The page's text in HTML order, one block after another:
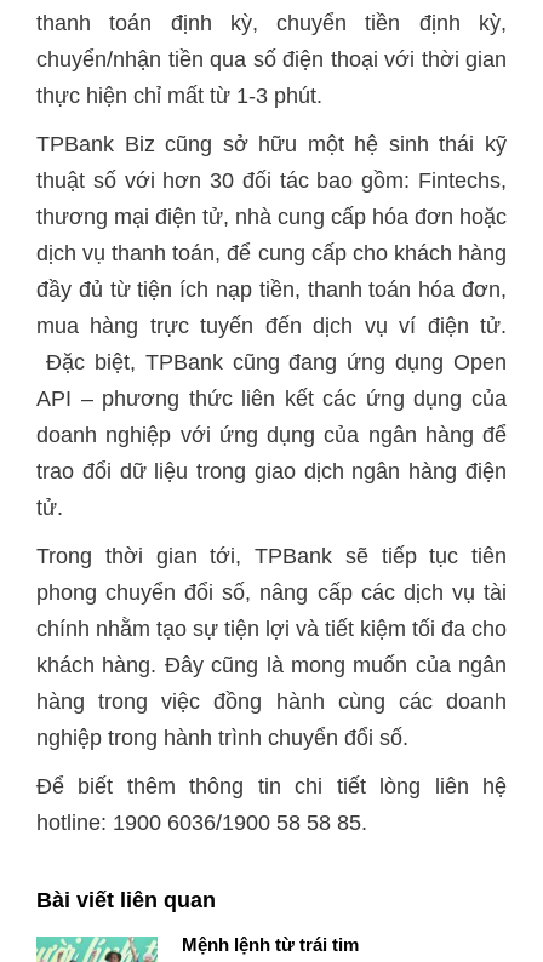
thanh toán định kỳ, chuyển tiền định kỳ,
chuyển/nhận tiền qua số điện thoại với thời gian
thực hiện chỉ mất từ 1-3 phút.
TPBank Biz cũng sở hữu một hệ sinh thái kỹ
thuật số với hơn 30 đối tác bao gồm: Fintechs,
thương mại điện tử, nhà cung cấp hóa đơn hoặc
dịch vụ thanh toán, để cung cấp cho khách hàng
đầy đủ từ tiện ích nạp tiền, thanh toán hóa đơn,
mua hàng trực tuyến đến dịch vụ ví điện tử.
Đặc biệt, TPBank cũng đang ứng dụng Open
API – phương thức liên kết các ứng dụng của
doanh nghiệp với ứng dụng của ngân hàng để
trao đổi dữ liệu trong giao dịch ngân hàng điện
tử.
Trong thời gian tới, TPBank sẽ tiếp tục tiên
phong chuyển đổi số, nâng cấp các dịch vụ tài
chính nhằm tạo sự tiện lợi và tiết kiệm tối đa cho
khách hàng. Đây cũng là mong muốn của ngân
hàng trong việc đồng hành cùng các doanh
nghiệp trong hành trình chuyển đổi số.
Để biết thêm thông tin chi tiết lòng liên hệ
hotline: 1900 6036/1900 58 58 85.
Bài viết liên quan
Mệnh lệnh từ trái tim